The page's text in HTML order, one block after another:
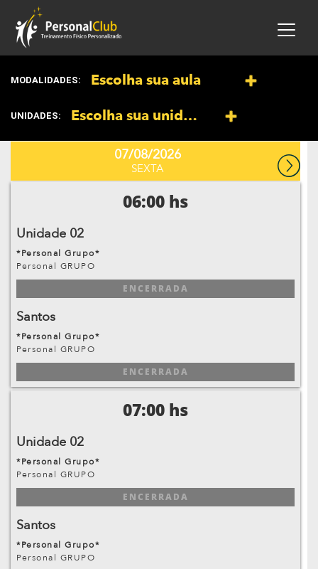
MODALIDADES: Escolha sua aula
UNIDADES: Escolha sua unidade
07/08/2026
SEXTA
06:00 hs
Unidade 02
*Personal Grupo*
Personal GRUPO
ENCERRADA
Santos
*Personal Grupo*
Personal GRUPO
ENCERRADA
07:00 hs
Unidade 02
*Personal Grupo*
Personal GRUPO
ENCERRADA
Santos
*Personal Grupo*
Personal GRUPO